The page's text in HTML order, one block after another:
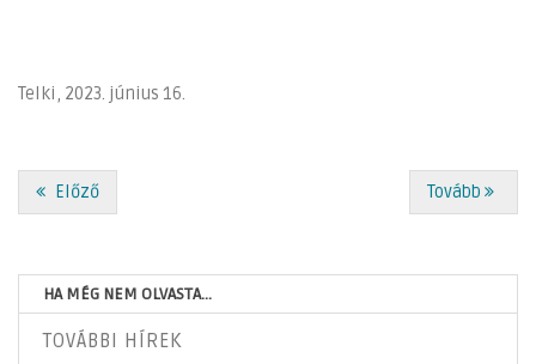
Telki, 2023. június 16.
Előző Tovább
HA MÉG NEM OLVASTA...
TOVÁBBI HÍREK